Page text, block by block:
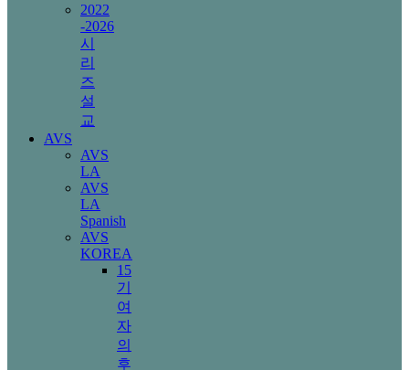
2022
-2026
시
리
즈
설
교
AVS
AVS
LA
AVS
LA
Spanish
AVS
KOREA
15
기
여
자
의
후